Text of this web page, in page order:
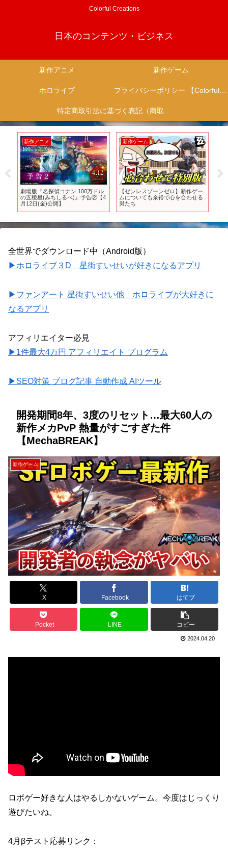
Colorful Creations
日本のコンテンツ・ビジネス
新作アニメ 新作ゲーム
ホロライブ プライバシーポリシー 【Colorful Creation】
特定商取引法に基づく表記（商取引に関する開示）
新作アニメ
劇場版『名探偵コナン 100万ドル
の五稜星(みちしるべ)』予告②【4
月12日(金)公開】
新作ゲーム
【ゼンレスゾーンゼロ】新作ゲー
ムについても余裕で心を合わせる
男たち
全世界でダウンロード中（Android版）
▶ホロライブ３D 星街すいせいが好きになるアプリ
▶ファンアート 星街すいせい他 ホロライブが大好きに
なるアプリ
アフィリエイター必見
▶1件最大4万円 アフィリエイト プログラム
▶SEO対策 ブログ記事 自動作成 AIツール
開発期間8年、3度のリセット…最大60人の
新作メカPvP 熱量がすごすぎた件
【MechaBREAK】
新作ゲーム
X Facebook はてブ
Pocket LINE コピー
2024.04.20
ロボゲー好きな人はやるしかないゲーム。今度はじっくり
遊びたいね。
4月βテスト応募リンク：